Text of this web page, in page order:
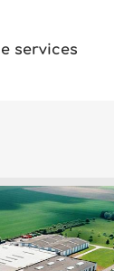
services